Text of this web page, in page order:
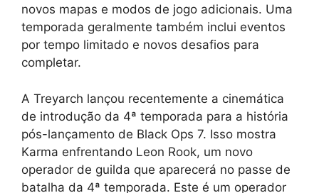
novos mapas e modos de jogo adicionais. Uma
temporada geralmente também inclui eventos
por tempo limitado e novos desafios para
completar.
A Treyarch lançou recentemente a cinemática
de introdução da 4ª temporada para a história
pós-lançamento de Black Ops 7. Isso mostra
Karma enfrentando Leon Rook, um novo
operador de guilda que aparecerá no passe de
batalha da 4ª temporada. Este é um operador